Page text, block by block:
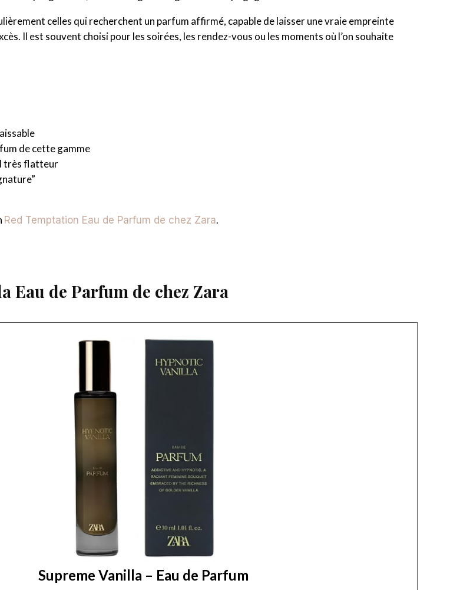
celles qui recherchent un parfum affirmé, capable de laisser une vraie empreinte
Il est souvent choisi pour les soirées, les rendez-vous ou les moments où l’on souhaite
de cette gamme
très flatteur
Red Temptation Eau de Parfum de chez Zara.
Eau de Parfum de chez Zara
Supreme Vanilla – Eau de Parfum